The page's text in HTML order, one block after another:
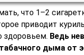
что 1–2
приводит
здоровьем. Ведь
дыма от